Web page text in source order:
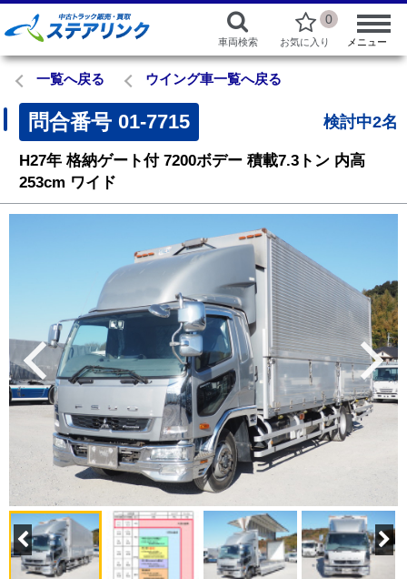
車両検索
0
お気に入り メニュー
一覧へ戻る ウイング車一覧へ戻る
問合番号 01-7715 検討中2名
H27年 格納ゲート付 7200ボデー 積載7.3トン 内高
253cm ワイド